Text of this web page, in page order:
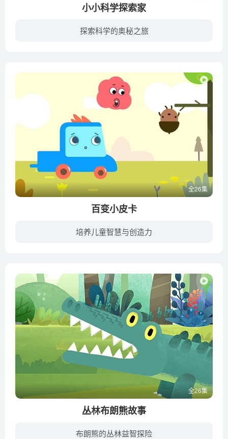
小小科学探索家
探索科学的奥秘之旅
全26集
百变小皮卡
培养儿童智慧与创造力
全26集
丛林布朗熊故事
布朗熊的丛林益智探险